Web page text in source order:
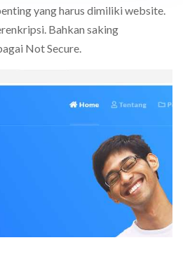
yang harus dimiliki website.
Bahkan saking
Not Secure.